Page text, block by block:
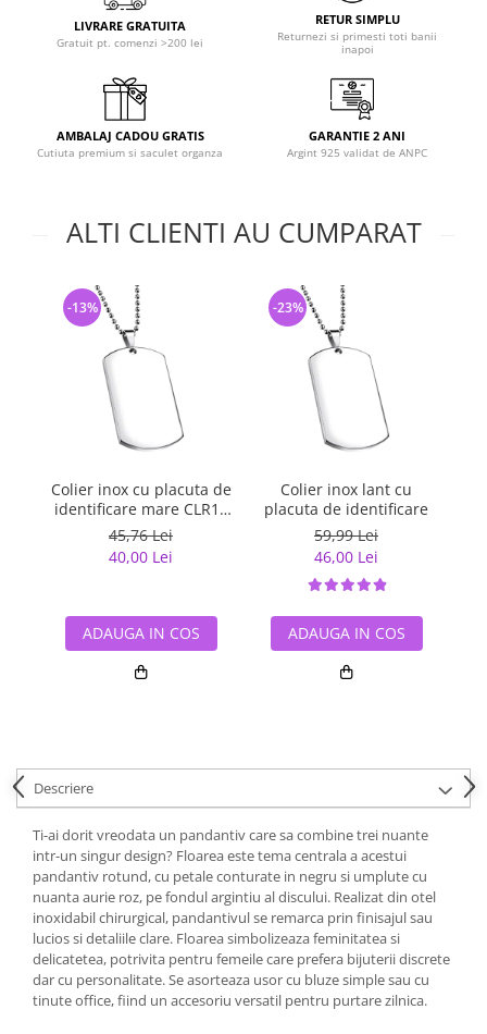
LIVRARE GRATUITA
Gratuit pt. comenzi >200 lei
RETUR SIMPLU
Returnezi si primesti toti banii
inapoi
AMBALAJ CADOU GRATIS
Cutiuta premium si saculet organza
GARANTIE 2 ANI
Argint 925 validat de ANPC
ALTI CLIENTI AU CUMPARAT
Colier inox cu placuta de
identificare mare CLR13
cu lant militar
45,76 Lei
40,00 Lei
-13%
ADAUGA IN COS
Colier inox lant cu
placuta de identificare
59,99 Lei
46,00 Lei
-23%
ADAUGA IN COS
Descriere
Ti-ai dorit vreodata un pandantiv care sa combine trei nuante
intr-un singur design? Floarea este tema centrala a acestui
pandantiv rotund, cu petale conturate in negru si umplute cu
nuanta aurie roz, pe fondul argintiu al discului. Realizat din otel
inoxidabil chirurgical, pandantivul se remarca prin finisajul sau
lucios si detaliile clare. Floarea simbolizeaza feminitatea si
delicatetea, potrivita pentru femeile care prefera bijuterii discrete
dar cu personalitate. Se asorteaza usor cu bluze simple sau cu
tinute office, fiind un accesoriu versatil pentru purtare zilnica.